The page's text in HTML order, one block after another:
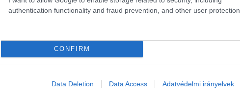
authentication functionality and fraud prevention, and other user protection.
CONFIRM
Data Deletion Data Access Adatvédelmi irányelvek